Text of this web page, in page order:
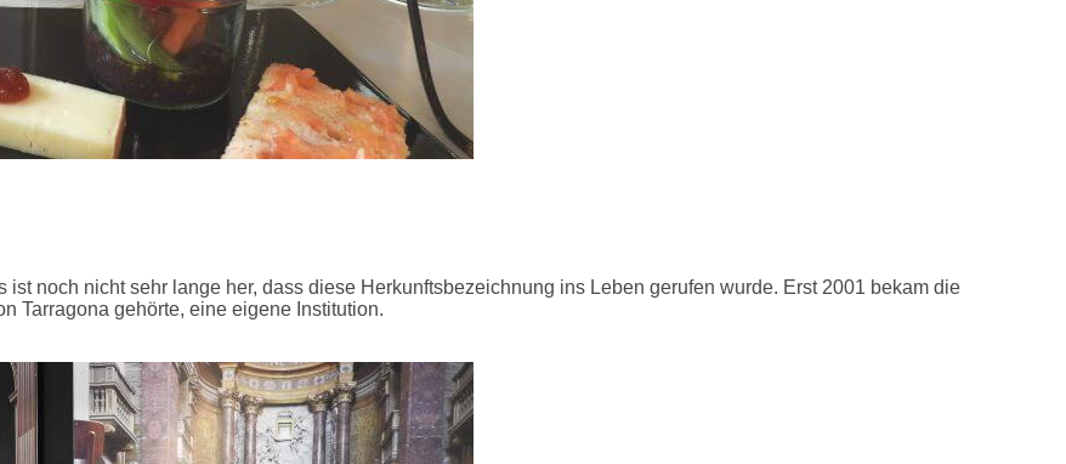
noch nicht sehr lange her, dass diese Herkunftsbezeichnung ins Leben gerufen wurde. Erst 2001 bekam die
Tarragona gehörte, eine eigene Institution.